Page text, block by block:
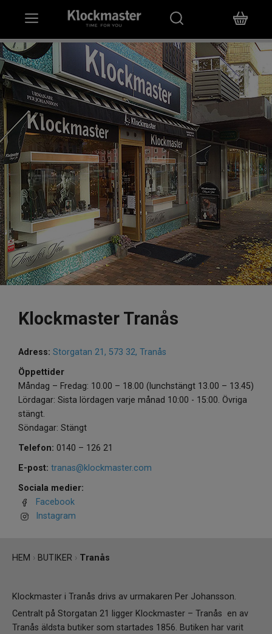
HEM
KLOCKOR
SMYCKEN
ÖVRIGT
VARUMÄRKEN
BUTIKER
PRESENTKORT
Klockmaster Tranås
Adress: Storgatan 21, 573 32, Tranås
Öppettider
Måndag – Fredag: 10.00 – 18.00 (lunchstängt 13.00 – 13.45)
Lördagar: Sista lördagen varje månad 10:00 - 15:00. Övriga
stängt.
Söndagar: Stängt
Telefon: 0140 – 126 21
E-post: tranas@klockmaster.com
Sociala medier:
Facebook
Instagram
HEM › BUTIKER › Tranås
Klockmaster i Tranås drivs av urmakaren Per Johansson.
Centralt på Storgatan 21 ligger Klockmaster – Tranås en av
Tranås äldsta butiker som startades 1856. Butiken har varit